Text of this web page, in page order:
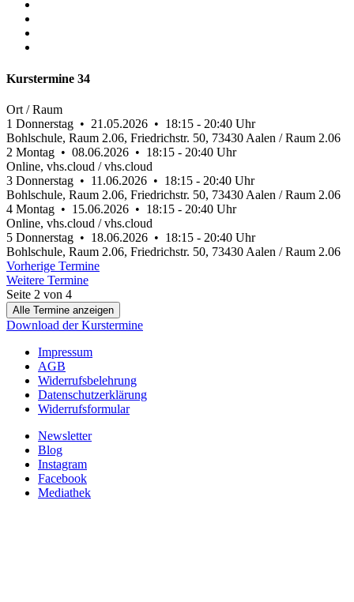
Kurstermine 34
Ort / Raum
1 Donnerstag • 21.05.2026 • 18:15 - 20:40 Uhr
Bohlschule, Raum 2.06, Friedrichstr. 50, 73430 Aalen / Raum 2.06
2 Montag • 08.06.2026 • 18:15 - 20:40 Uhr
Online, vhs.cloud / vhs.cloud
3 Donnerstag • 11.06.2026 • 18:15 - 20:40 Uhr
Bohlschule, Raum 2.06, Friedrichstr. 50, 73430 Aalen / Raum 2.06
4 Montag • 15.06.2026 • 18:15 - 20:40 Uhr
Online, vhs.cloud / vhs.cloud
5 Donnerstag • 18.06.2026 • 18:15 - 20:40 Uhr
Bohlschule, Raum 2.06, Friedrichstr. 50, 73430 Aalen / Raum 2.06
Vorherige Termine
Weitere Termine
Seite 2 von 4
Alle Termine anzeigen
Download der Kurstermine
Impressum
AGB
Widerrufsbelehrung
Datenschutzerklärung
Widerrufsformular
Newsletter
Blog
Instagram
Facebook
Mediathek